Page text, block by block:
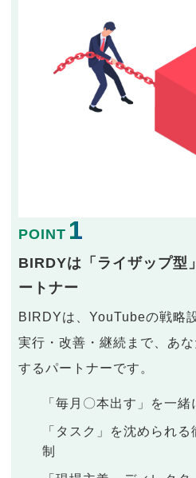
POINT 1
BIRDYは「ライザップ型
ートナー
BIRDYは、YouTubeの戦略
実行・改善・継続まで、あ
するパートナーです。
「毎月〇本出す」を一
「タスク」を沈められ
制